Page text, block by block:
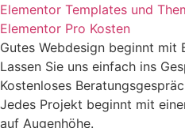
Elementor Templates und
Elementor Pro Kosten
Gutes Webdesign beginnt mit
Lassen Sie uns einfach ins
Kostenloses
Jedes Projekt beginnt mit
auf Augenhöhe.